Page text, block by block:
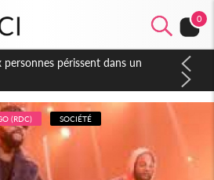
0
de la fête nationale
contre les produits
(RDC) SOCIÉTÉ